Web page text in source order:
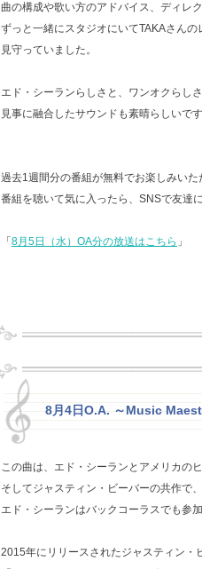
曲の構成や歌い方のアドバイス、ディレク
ずっと一緒にスタジオにいてTAKAさんの
見守っていました。
エド・シーランらしさと、ワンオクらし
見事に融合したサウンドも素晴らしいです
過去1週間分の番組が無料でお楽しみい
番組を聴いて気に入ったら、SNSで友達
「 8月5日（水）OA分の放送はこちら 」
8月4日O.A. ～Music
この曲は、エド・シーランとアメリカの
そしてジャスティン・ビーバーの共作で、
エド・シーランはバックコーラスでも参加
2015年にリリースされたジャスティン・